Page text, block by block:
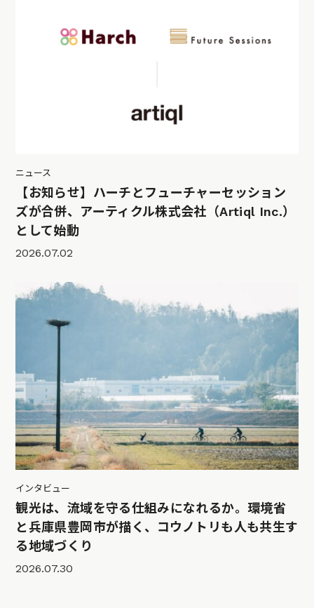
ニュース
【お知らせ】ハーチとフューチャーセッション
ズが合併、アーティクル株式会社（Artiql Inc.）
として始動
2026.07.02
インタビュー
観光は、流域を守る仕組みになれるか。環境省
と兵庫県豊岡市が描く、コウノトリも人も共生す
る地域づくり
2026.07.30